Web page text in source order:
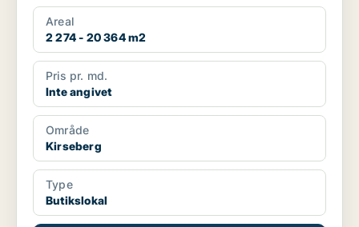
Areal
2 274 - 20 364 m2
Pris pr. md.
Inte angivet
Område
Kirseberg
Type
Butikslokal